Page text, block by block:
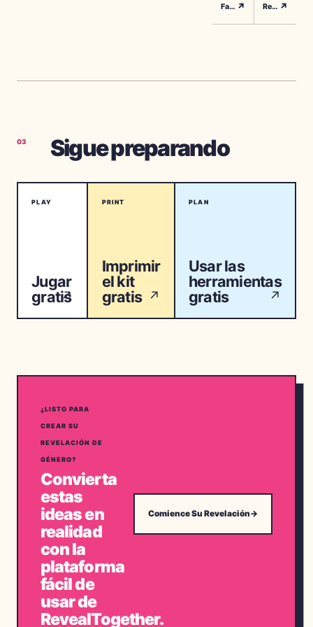
Familia En El Extranjero ↗ Revelacion Internacional ↗
03 Sigue preparando
PLAY
Jugar
gratis
↗
PRINT
Imprimir
el kit
gratis ↗
PLAN
Usar las
herramientas
gratis
↗
¿LISTO PARA
CREAR SU
REVELACIÓN DE
GÉNERO?
Convierta
estas
ideas en
realidad
con la
plataforma
fácil de
usar de
RevealTogether.
Comience Su Revelación→